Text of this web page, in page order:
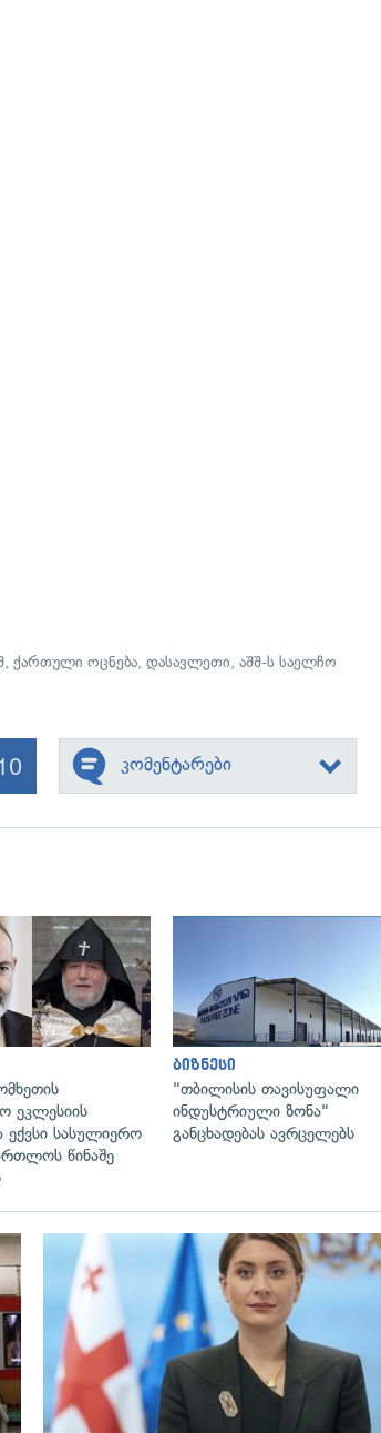
,ქართული ოცნება,დასავლეთი,აშშ-ს საელჩო
კომენტარები
ეკლესიის
ექვსი სასულიერო
წინაშე
ბიზნესი
"თბილისის თავისუფალი
ინდუსტრიული ზონა"
განცხადებას ავრცელებს
გადახედვა